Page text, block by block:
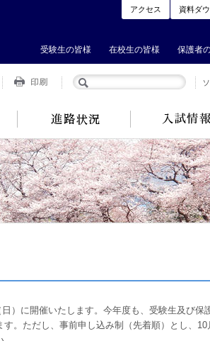
受験生の皆様 在校生の皆様 保護者
アクセス 資料ダ
）に開催いたします。今年度も、受験生及び保
。ただし、事前申し込み制（先着順）とし、